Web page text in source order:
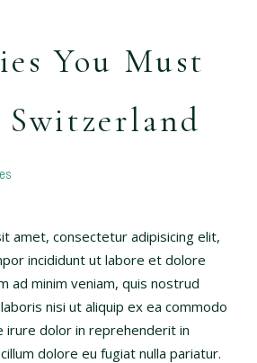
You Must
amet, consectetur adipisicing elit,
incididunt ut labore et dolore
ad minim veniam, quis nostrud
nisi ut aliquip ex ea commodo
irure dolor in reprehenderit in
dolore eu fugiat nulla pariatur.